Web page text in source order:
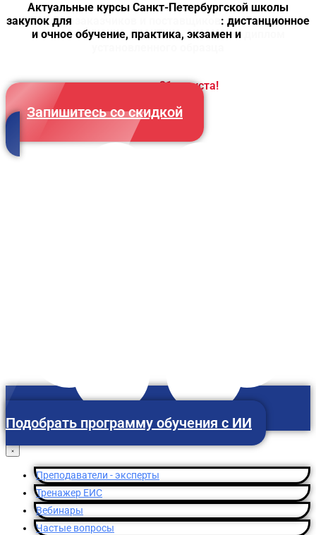
Санкт-Петербург
Актуальные курсы Санкт-Петербургской школы
закупок для
: дистанционное
и очное обучение, практика, экзамен и
Успейте до31 августа!
Запишитесь со скидкой
Подобрать программу обучения с ИИ
Преподаватели - эксперты
Тренажер ЕИС
Вебинары
Частые вопросы